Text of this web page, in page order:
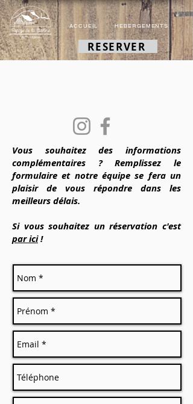
ACCUEIL HEBERGEMENTS
RESERVER
Vous souhaitez des informations
complémentaires ? Remplissez le
formulaire et notre équipe se fera un
plaisir de vous répondre dans les
meilleurs délais.
Si vous souhaitez un réservation c'est
par ici!